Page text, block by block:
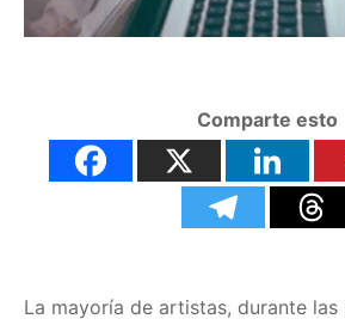
Comparte esto
La mayoría de artistas, durante